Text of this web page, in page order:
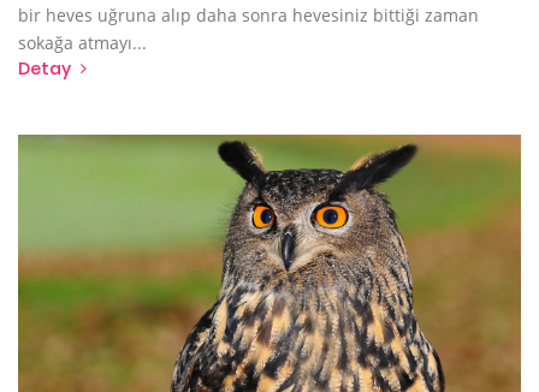
bir heves uğruna alıp daha sonra hevesiniz bittiği zaman
sokağa atmayı...
Detay